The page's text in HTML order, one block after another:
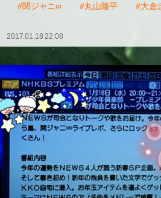
#関ジャニ∞ #丸山隆平 #大倉
2017.01.18 22:08